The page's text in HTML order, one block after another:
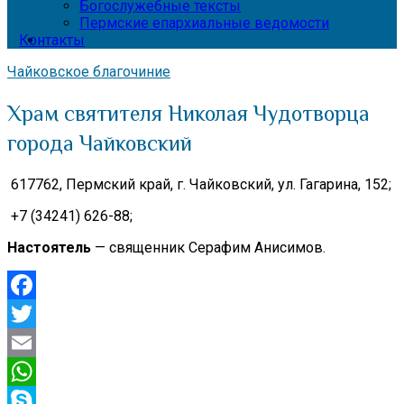
Богослужебные тексты
Пермские епархиальные ведомости
Контакты
Чайковское благочиние
Храм святителя Николая Чудотворца
города Чайковский
617762, Пермский край, г. Чайковский, ул. Гагарина, 152;
+7 (34241) 626-88;
Настоятель — священник Серафим Анисимов.
Facebook
Twitter
Email
WhatsApp